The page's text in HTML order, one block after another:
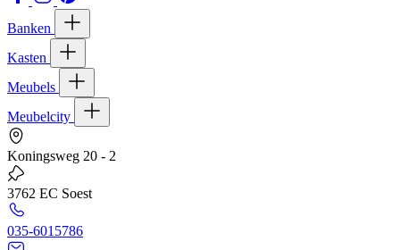
Banken
Kasten
Meubels
Meubelcity
Koningsweg 20 - 2
3762 EC Soest
035-6015786